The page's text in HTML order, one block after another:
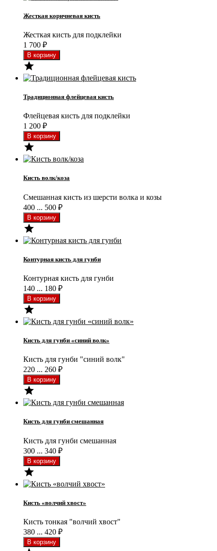
Жесткая коричневая кисть
Жесткая кисть для подклейки
1 700 ₽

Традиционная флейцевая кисть
Флейцевая кисть для подклейки
1 200 ₽

Кисть волк/коза
Смешанная кисть из шерсти волка и козы
400 ... 500 ₽

Контурная кисть для гунби
Контурная кисть для гунби
140 ... 180 ₽

Кисть для гунби «синий волк»
Кисть для гунби "синий волк"
220 ... 260 ₽

Кисть для гунби смешанная
Кисть для гунби смешанная
300 ... 340 ₽

Кисть «волчий хвост»
Кисть тонкая "волчий хвост"
380 ... 420 ₽